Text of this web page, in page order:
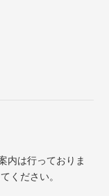
内は行っておりま
ください。